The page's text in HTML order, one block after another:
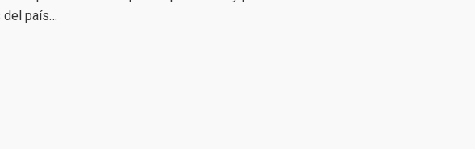
del país…